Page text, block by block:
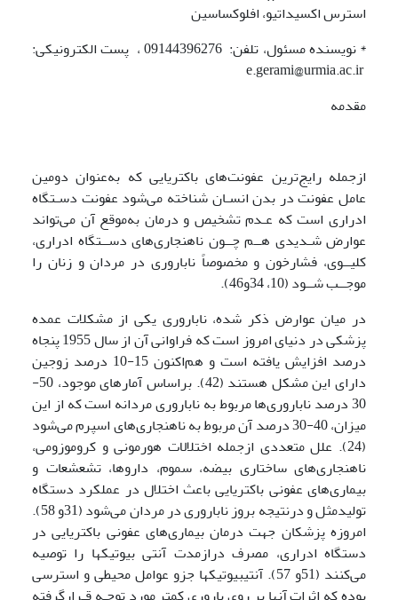
استرس اکسیداتیو، افلوکساسین
* نویسنده مسئول، تلفن: 09144396276 ، پست الکترونیکی:
e.gerami@urmia.ac.ir
مقدمه
ازجمله رایج‌ترین عفونت‌های باکتریایی که به‌عنوان دومین
عامل عفونت در بدن انسـان شناخته می‌شود عفونت دسـتگاه
ادراری است که عـدم تشخیص و درمان به‌موقع آن می‌تواند
عوارض شـدیدی هــم چــون ناهنجاری‌های دســتگاه ادراری،
کلیــوی، فشارخون و مخصوصاً ناباروری در مردان و زنان را
موجــب شــود (10، 34و46).
در میان عوارض ذکر شده، ناباروری یکی از مشکلات عمده
پزشکی در دنیای امروز است که فراوانی آن از سال 1955 پنجاه
درصد افزایش یافته است و هم‌اکنون 15-10 درصد زوجین
دارای این مشکل هستند (42). براساس آمارهای موجود، 50-
30 درصد ناباروری‌ها مربوط به ناباروری مردانه است که از این
میزان، 40-30 درصد آن مربوط به ناهنجاری‌های اسپرم می‌شود
(24). علل متعددی ازجمله اختلالات هورمونی و کروموزومی،
ناهنجاری‌های ساختاری بیضه، سموم، داروها، تشعشعات و
بیماری‌های عفونی باکتریایی باعث اختلال در عملکرد دستگاه
تولیدمثل و درنتیجه بروز ناباروری در مردان می‌شود (31و 58).
امروزه پزشکان جهت درمان بیماری‌های عفونی باکتریایی در
دستگاه ادراری، مصرف درازمدت آنتی بیوتیک­ها را توصیه
می‌کنند (51و 57). آنتی­بیوتیک­ها جزو عوامل محیطی و استرسی